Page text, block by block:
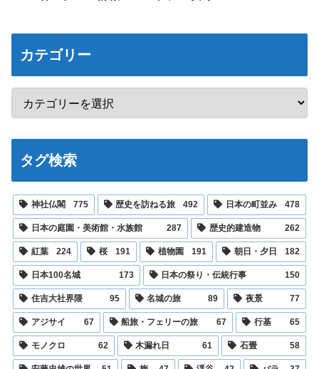
カテゴリー
タグ検索
神社仏閣 775 歴史を訪ねる旅 492 日本の町並み 478
日本の庭園・美術館・水族館 287 歴史的建造物 262
紅葉 224 桜 191 植物園 191 朝日・夕日 182
日本100名城 173 日本の祭り・伝統行事 150
住吉大社界隈 95 名城の旅 89 夜景 77
アジサイ 67 船旅・フェリーの旅 67 行基 65
モノクロ 62 木漏れ日 61 石畳 58